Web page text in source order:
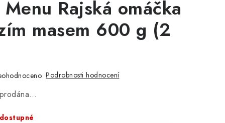
Rajská omáčka
masem 600 g (2
Podrobnosti hodnocení